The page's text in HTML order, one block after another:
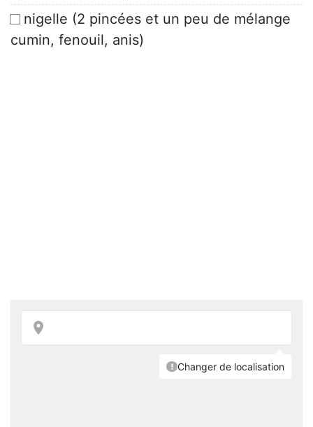
nigelle (2 pincées et un peu de mélange
cumin, fenouil, anis)